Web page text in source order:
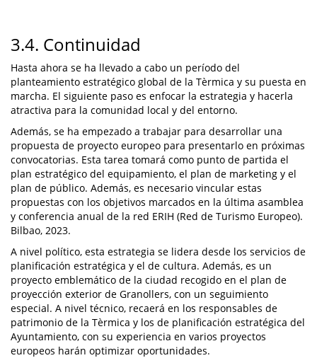
3.4. Continuidad
Hasta ahora se ha llevado a cabo un período del
planteamiento estratégico global de la Tèrmica y su puesta en
marcha. El siguiente paso es enfocar la estrategia y hacerla
atractiva para la comunidad local y del entorno.
Además, se ha empezado a trabajar para desarrollar una
propuesta de proyecto europeo para presentarlo en próximas
convocatorias. Esta tarea tomará como punto de partida el
plan estratégico del equipamiento, el plan de marketing y el
plan de público. Además, es necesario vincular estas
propuestas con los objetivos marcados en la última asamblea
y conferencia anual de la red ERIH (Red de Turismo Europeo).
Bilbao, 2023.
A nivel político, esta estrategia se lidera desde los servicios de
planificación estratégica y el de cultura. Además, es un
proyecto emblemático de la ciudad recogido en el plan de
proyección exterior de Granollers, con un seguimiento
especial. A nivel técnico, recaerá en los responsables de
patrimonio de la Tèrmica y los de planificación estratégica del
Ayuntamiento, con su experiencia en varios proyectos
europeos harán optimizar oportunidades.